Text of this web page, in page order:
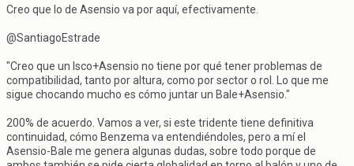
Creo que lo de Asensio va por aquí, efectivamente.
@SantiagoEstrade
"Creo que un Isco+Asensio no tiene por qué tener problemas de
compatibilidad, tanto por altura, como por sector o rol. Lo que me
sigue chocando mucho es cómo juntar un Bale+Asensio."
200% de acuerdo. Vamos a ver, si este tridente tiene definitiva
continuidad, cómo Benzema va entendiéndoles, pero a mí el
Asensio-Bale me genera algunas dudas, sobre todo porque de